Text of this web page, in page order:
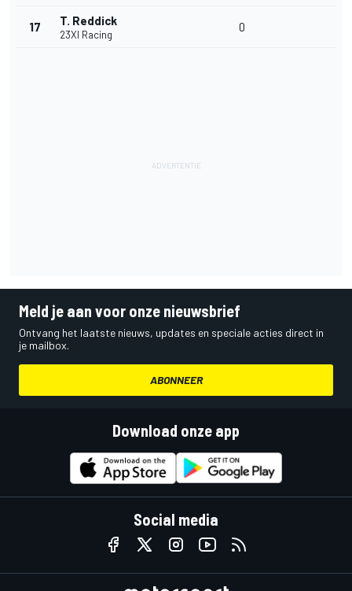
17 T. Reddick
23XI Racing
0
Meld je aan voor onze nieuwsbrief
Ontvang het laatste nieuws, updates en speciale acties direct in
je mailbox.
ABONNEER
Download onze app
Social media